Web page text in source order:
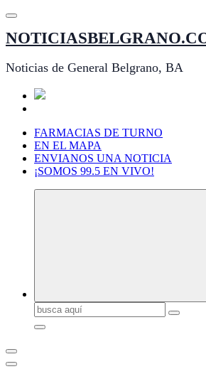
Saltar
contenido
Noticias de General Belgrano, BA
FARMACIAS DE TURNO
EN EL MAPA
ENVIANOS UNA NOTICIA
¡SOMOS 99.5 EN VIVO!
Buscar: